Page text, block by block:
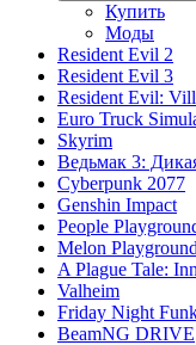
Купить
Моды
Resident Evil 2
Resident Evil 3
Resident Evil:
Euro Truck
Skyrim
Ведьмак 3:
Cyberpunk 2077
Genshin Impact
People
Melon Playground
A Plague Tale:
Valheim
Friday Night
BeamNG DRIVE